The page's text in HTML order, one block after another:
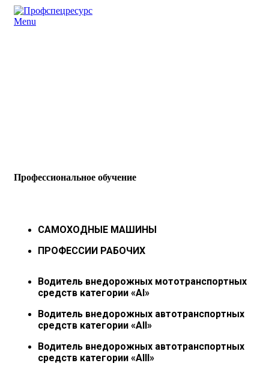
Menu
Профессиональное обучение
САМОХОДНЫЕ МАШИНЫ
ПРОФЕССИИ РАБОЧИХ
Водитель внедорожных мототранспортных
средств категории «АI»
Водитель внедорожных автотранспортных
средств категории «АII»
Водитель внедорожных автотранспортных
средств категории «АIII»